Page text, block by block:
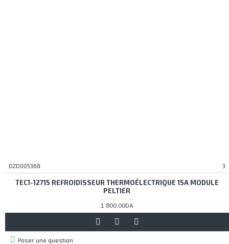
DZD005368 3
TEC1-12715 REFROIDISSEUR THERMOÉLECTRIQUE 15A MODULE
PELTIER
1 800,00DA
Poser une question